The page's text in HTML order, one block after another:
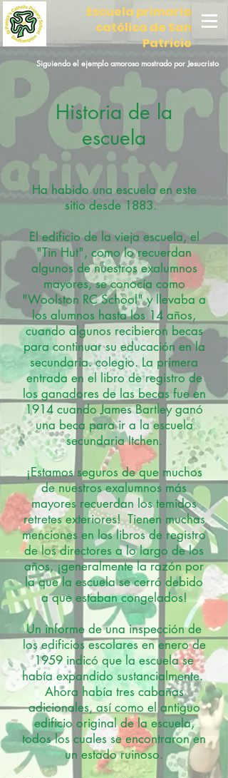
Escuela primaria
católica de San
Patricio
Siguiendo el ejemplo amoroso mostrado por Jesucristo
Historia de la
escuela
Ha habido una escuela en este
sitio desde 1883.
El edificio de la vieja escuela, el
"Tin Hut", como lo recuerdan
algunos de nuestros exalumnos
mayores, se conocía como
"Woolston RC School" y llevaba a
los alumnos hasta los 14 años,
cuando algunos recibieron becas
para continuar su educación en la
secundaria. colegio. La primera
entrada en el libro de registro de
los ganadores de las becas fue en
1914 cuando James Bartley ganó
una beca para ir a la escuela
secundaria Itchen.
¡Estamos seguros de que muchos
de nuestros exalumnos más
mayores recuerdan los temidos
retretes exteriores! Tienen muchas
menciones en los libros de registro
de los directores a lo largo de los
años, ¡generalmente la razón por
la que la escuela se cerró debido
a que estaban congelados!
Un informe de una inspección de
los edificios escolares en enero de
1959 indicó que la escuela se
había expandido sustancialmente.
Ahora había tres cabañas
adicionales, así como el antiguo
edificio original de la escuela,
todos los cuales se encontraron en
un estado ruinoso.